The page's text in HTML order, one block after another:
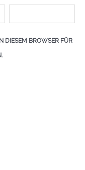
DIESEM BROWSER FÜR